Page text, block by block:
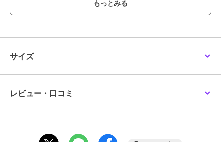
その他ファッション
（仮装）・パーティグッズ
カラー
商品のお取り扱い方法
サイズ
レビュー・口コミ